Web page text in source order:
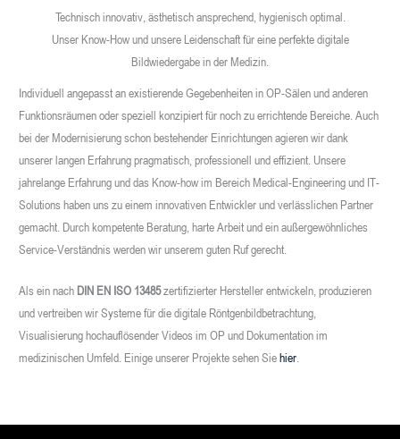
Technisch innovativ, ästhetisch ansprechend, hygienisch optimal.
Unser Know-How und unsere Leidenschaft für eine perfekte digitale
Bildwiedergabe in der Medizin.
Individuell angepasst an existierende Gegebenheiten in OP-Sälen und anderen
Funktionsräumen oder speziell konzipiert für noch zu errichtende Bereiche. Auch
bei der Modernisierung schon bestehender Einrichtungen agieren wir dank
unserer langen Erfahrung pragmatisch, professionell und effizient. Unsere
jahrelange Erfahrung und das Know-how im Bereich Medical-Engineering und IT-
Solutions haben uns zu einem innovativen Entwickler und verlässlichen Partner
gemacht. Durch kompetente Beratung, harte Arbeit und ein außergewöhnliches
Service-Verständnis werden wir unserem guten Ruf gerecht.
Als ein nach DIN EN ISO 13485zertifizierter Hersteller entwickeln, produzieren
und vertreiben wir Systeme für die digitale Röntgenbildbetrachtung,
Visualisierung hochauflösender Videos im OP und Dokumentation im
medizinischen Umfeld. Einige unserer Projekte sehen Siehier.